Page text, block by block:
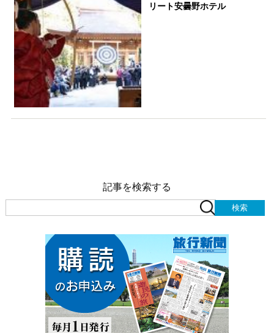
リート安曇野ホテル
記事を検索する